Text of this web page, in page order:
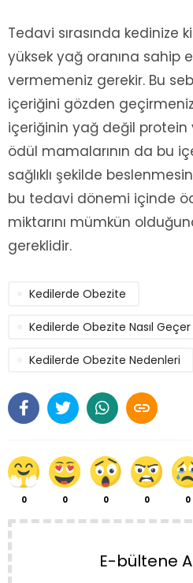

0 0 0 0 0
Tedavi sırasında kedinize
yüksek yağ oranına sahip
vermemeniz gerekir. Bu
içeriğini gözden
içeriğinin yağ değil protein
ödül mamalarının da bu
sağlıklı şekilde
bu tedavi dönemi içinde
miktarını mümkün
gereklidir.
Kedilerde Obezite
Kedilerde Obezite Nasıl Geçer
Kedilerde Obezite Nedenleri
E-bültene